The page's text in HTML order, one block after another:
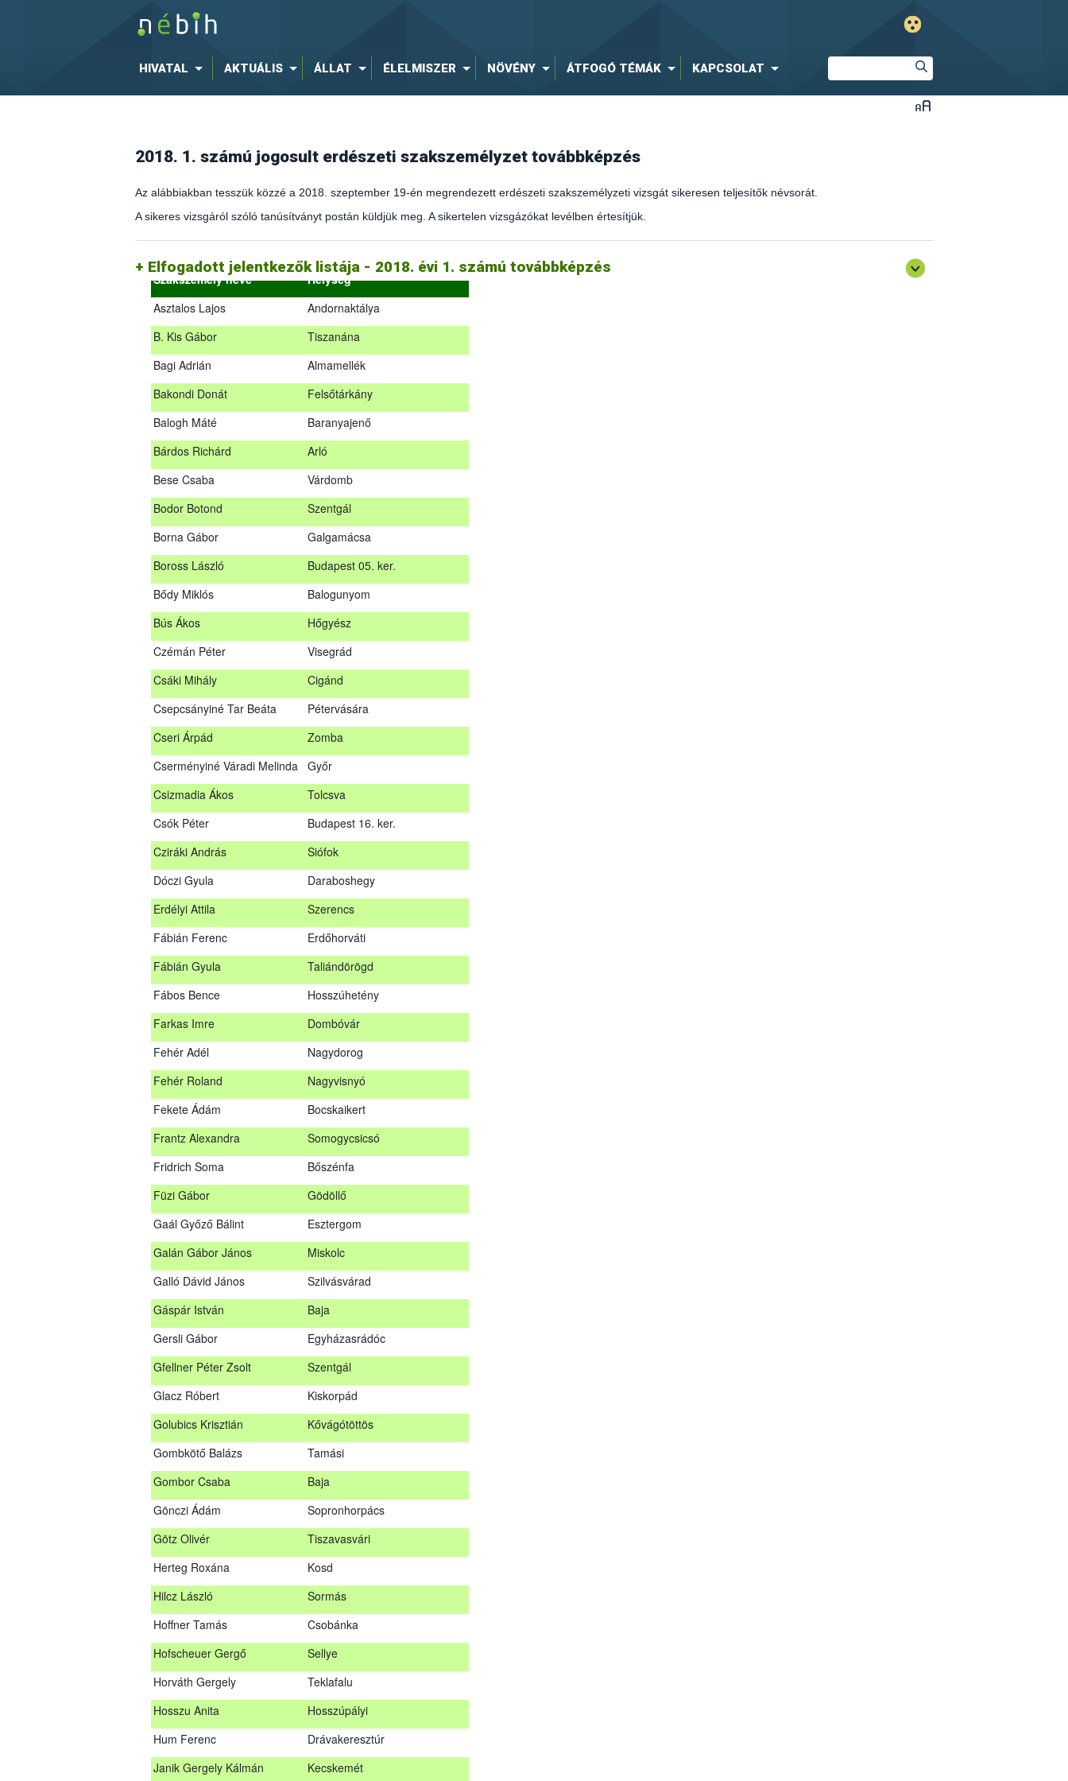
HIVATAL AKTUÁLIS ÁLLAT ÉLELMISZER NÖVÉNY ÁTFOGÓ TÉMÁK KAPCSOLAT
2018. 1. számú jogosult erdészeti szakszemélyzet továbbképzés
Az alábbiakban tesszük közzé a 2018. szeptember 19-én megrendezett erdészeti szakszemélyzeti vizsgát sikeresen teljesítők névsorát.
A sikeres vizsgáról szóló tanúsítványt postán küldjük meg. A sikertelen vizsgázókat levélben értesítjük.
Elfogadott jelentkezők listája - 2018. évi 1. számú továbbképzés
Szakszemély neve
Helység
Asztalos Lajos
Andornaktálya
B. Kis Gábor
Tiszanána
Bagi Adrián
Almamellék
Bakondi Donát
Felsőtárkány
Balogh Máté
Baranyajenő
Bárdos Richárd
Arló
Bese Csaba
Várdomb
Bodor Botond
Szentgál
Borna Gábor
Galgamácsa
Boross László
Budapest 05. ker.
Bődy Miklós
Balogunyom
Bús Ákos
Hőgyész
Czémán Péter
Visegrád
Csáki Mihály
Cigánd
Csepcsányiné Tar Beáta
Pétervására
Cseri Árpád
Zomba
Cserményiné Váradi Melinda
Győr
Csizmadia Ákos
Tolcsva
Csók Péter
Budapest 16. ker.
Cziráki András
Siófok
Dóczi Gyula
Daraboshegy
Erdélyi Attila
Szerencs
Fábián Ferenc
Erdőhorváti
Fábián Gyula
Taliándörögd
Fábos Bence
Hosszúhetény
Farkas Imre
Dombóvár
Fehér Adél
Nagydorog
Fehér Roland
Nagyvisnyó
Fekete Ádám
Bocskaikert
Frantz Alexandra
Somogycsicsó
Fridrich Soma
Bőszénfa
Füzi Gábor
Gödöllő
Gaál Győző Bálint
Esztergom
Galán Gábor János
Miskolc
Galló Dávid János
Szilvásvárad
Gáspár István
Baja
Gersli Gábor
Egyházasrádóc
Gfellner Péter Zsolt
Szentgál
Glacz Róbert
Kiskorpád
Golubics Krisztián
Kővágótöttös
Gombkötő Balázs
Tamási
Gombor Csaba
Baja
Gönczi Ádám
Sopronhorpács
Götz Olivér
Tiszavasvári
Herteg Roxána
Kosd
Hilcz László
Sormás
Hoffner Tamás
Csobánka
Hofscheuer Gergő
Sellye
Horváth Gergely
Teklafalu
Hosszu Anita
Hosszúpályi
Hum Ferenc
Drávakeresztúr
Janik Gergely Kálmán
Kecskemét
Az alábbiakban tesszük közzé a 2018. szeptember 19-én megrendezett erdészeti szakszemélyzeti vizsgát sikeresen teljesítők névsorát.
A sikeres vizsgáról szóló tanúsítványt postán küldjük meg. A sikertelen vizsgázókat levélben értesítjük.
Szakszemély neve
Helység
Asztalos Lajos
Andornaktálya
B. Kis Gábor
Tiszanána
Bagi Adrián
Almamellék
Bakondi Donát
Felsőtárkány
Balogh Máté
Baranyajenő
Bárdos Richárd
Arló
Bese Csaba
Várdomb
Bodor Botond
Szentgál
Boross László
Budapest 05. ker.
Bődy Miklós
Balogunyom
Bús Ákos
Hőgyész
Czémán Péter
Visegrád
Cziráki András
Barcs
Csáki Mihály
Cigánd
Cseri Árpád
Zomba
Cserményiné Váradi Melinda
Győr
Csizmadia Ákos
Tolcsva
Csók Péter
Budapest 16. ker.
Dóczi Gyula
Daraboshegy
Erdélyi Attila
Szerencs
Fábián Ferenc
Erdőhorváti
Fábián Gyula
Taliándörögd
Fábos Bence
Hosszúhetény
Farkas Imre
Dombóvár
Fehér Adél
Nagydorog
Fehér Roland
Nagyvisnyó
Fekete Ádám
Bocskaikert
Frantz Alexandra
Somogycsicsó
Füzi Gábor
Gödöllő
Gaál Győző Bálint
Esztergom
Galán Gábor János
Miskolc
Galló Dávid János
Szilvásvárad
Gáspár István
Baja
Gersli Gábor
Egyházasrádóc
Gfellner Péter Zsolt
Szentgál
Glacz Róbert
Kiskorpád
Golubics Krisztián
Kővágótöttös
Gombkötő Balázs
Tamási
Gombor Csaba
Baja
Gönczi Ádám
Sopronhorpács
Götz Olivér
Tiszavasvári
Herteg Roxána
Kosd
Hilcz László
Sormás
Hoffner Tamás
Csobánka
Hofscheuer Gergő
Sellye
Horváth Gergely
Teklafalu
Hosszu Anita
Hosszúpályi
Hum Ferenc
Drávakeresztúr